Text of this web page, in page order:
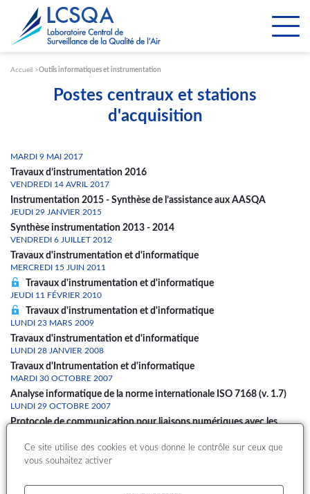
Accueil Outils informatiques et instrumentation
Postes centraux et stations
d'acquisition
MARDI 9 MAI 2017
Travaux d’instrumentation 2016
VENDREDI 14 AVRIL 2017
Instrumentation 2015 - Synthèse de l’assistance aux AASQA
JEUDI 29 JANVIER 2015
Synthèse instrumentation 2013 - 2014
VENDREDI 6 JUILLET 2012
Travaux d'instrumentation et d'informatique
MERCREDI 15 JUIN 2011
Travaux d'instrumentation et d'informatique
JEUDI 11 FÉVRIER 2010
Travaux d'instrumentation et d'informatique
LUNDI 23 MARS 2009
Travaux d'instrumentation et d'informatique
LUNDI 28 JANVIER 2008
Travaux d'Intrumentation et d'informatique
MARDI 30 OCTOBRE 2007
Analyse informatique de la norme internationale ISO 7168 (v. 1.7)
LUNDI 29 OCTOBRE 2007
Protocole de communication pour liaisons numériques avec les
Paramétrer les cookies
Ce site utilise des cookies et vous donne le contrôle sur ceux que
vous souhaitez activer